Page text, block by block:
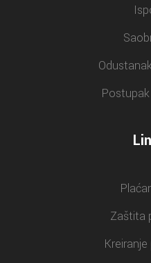
Zaštita